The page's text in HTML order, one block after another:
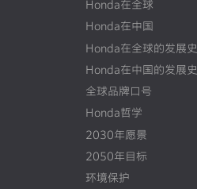
Honda在全球
Honda在中国
Honda在全球的发展史
Honda在中国的发展史
全球品牌口号
Honda哲学
2030年愿景
2050年目标
环境保护